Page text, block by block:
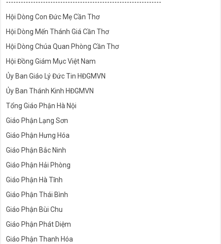
---------------------------------------------------------------
Hội Dòng Con Đức Mẹ Cần Thơ
Hội Dòng Mến Thánh Giá Cần Thơ
Hội Dòng Chúa Quan Phòng Cần Thơ
Hội Đồng Giám Mục Việt Nam
Ủy Ban Giáo Lý Đức Tin HĐGMVN
Ủy Ban Thánh Kinh HĐGMVN
Tổng Giáo Phận Hà Nội
Giáo Phận Lạng Sơn
Giáo Phận Hưng Hóa
Giáo Phận Bắc Ninh
Giáo Phận Hải Phòng
Giáo Phận Hà Tĩnh
Giáo Phận Thái Bình
Giáo Phận Bùi Chu
Giáo Phận Phát Diệm
Giáo Phận Thanh Hóa